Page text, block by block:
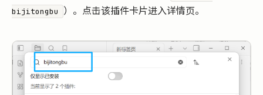
bijitongbu ）。点击该插件卡片进入详情页。